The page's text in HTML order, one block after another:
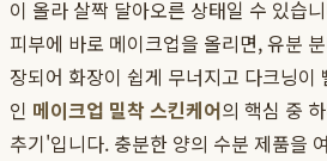
이 올라 살짝 달아오른 상태일 수 있습
피부에 바로 메이크업을 올리면, 유분
장되어 화장이 쉽게 무너지고 다크닝이
인 메이크업 밀착 스킨케어의 핵심 중
추기'입니다. 충분한 양의 수분 제품을